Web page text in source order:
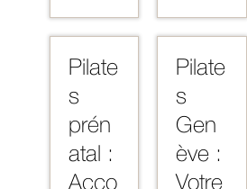
Pilate
s
prén
atal :
Acco
Pilate
s
Gen
ève :
Votre